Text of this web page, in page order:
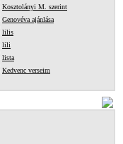
Kosztolányi M. szerint
Genovéva ajánlása
lilis
lili
lista
Kedvenc verseim